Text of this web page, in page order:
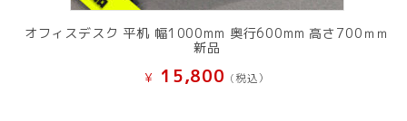
オフィスデスク 平机 幅1000mm 奥行600mm 高さ700ｍｍ
新品
¥ 15,800 (税込）